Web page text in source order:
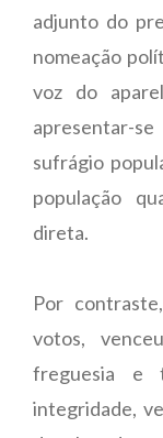
adjunto do
nomeação
voz do
apresentar-
sufrágio
população
direta.
Por
votos,
freguesia e
integridade,